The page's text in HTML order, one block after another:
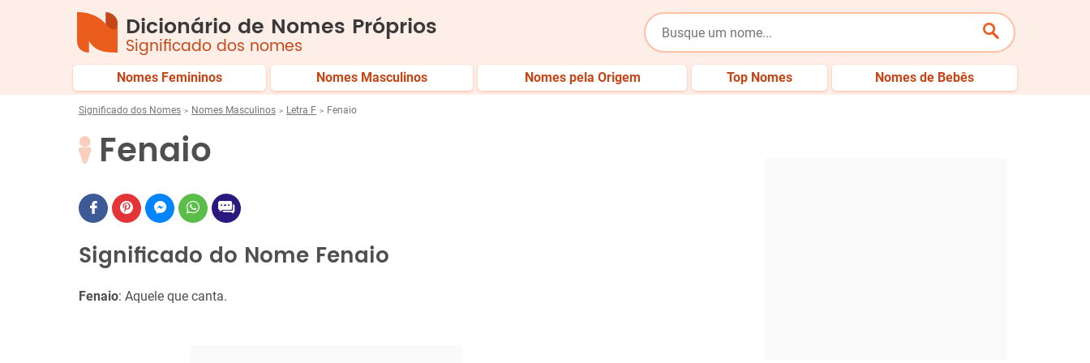
Dicionário de Nomes Próprios
Significado dos nomes
Nomes Femininos Nomes Masculinos Nomes pela Origem Top Nomes Nomes de Bebês
Significado dos Nomes Nomes Masculinos Letra F Fenaio
Fenaio
Significado do Nome Fenaio
Fenaio: Aquele que canta.